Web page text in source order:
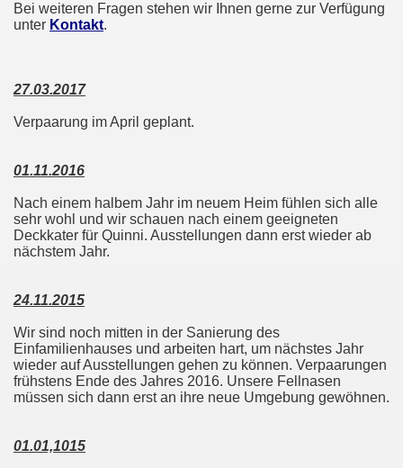
Bei weiteren Fragen stehen wir Ihnen gerne zur Verfügung
unter Kontakt.
27.03.2017
Verpaarung im April geplant.
01.11.2016
Nach einem halbem Jahr im neuem Heim fühlen sich alle
sehr wohl und wir schauen nach einem geeigneten
Deckkater für Quinni. Ausstellungen dann erst wieder ab
nächstem Jahr.
24.11.2015
Wir sind noch mitten in der Sanierung des
Einfamilienhauses und arbeiten hart, um nächstes Jahr
wieder auf Ausstellungen gehen zu können. Verpaarungen
frühstens Ende des Jahres 2016. Unsere Fellnasen
müssen sich dann erst an ihre neue Umgebung gewöhnen.
01.01,1015